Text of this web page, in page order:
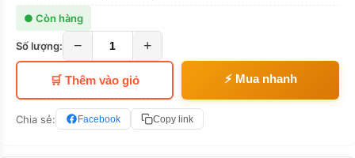
● Còn hàng
Số lượng: − +
🛒 Thêm vào giỏ ⚡ Mua nhanh
Chia sẻ: Facebook Copy link